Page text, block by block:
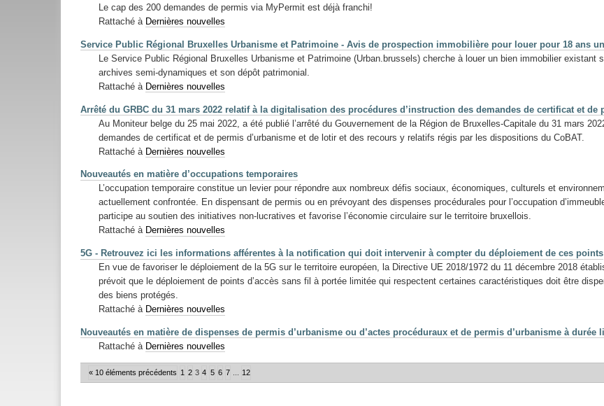
Le cap des 200 demandes de permis via MyPermit est déjà franchi!
Rattaché à Dernières nouvelles
Service Public Régional Bruxelles Urbanisme et Patrimoine - Avis de prospection immobilière pour louer pour 18 ans
Le Service Public Régional Bruxelles Urbanisme et Patrimoine (Urban.brussels) cherche à louer un bien immobilier existant
archives semi-dynamiques et son dépôt patrimonial.
Rattaché à Dernières nouvelles
Arrêté du GRBC du 31 mars 2022 relatif à la digitalisation des procédures d’instruction des demandes de certificat et
Au Moniteur belge du 25 mai 2022, a été publié l’arrêté du Gouvernement de la Région de Bruxelles-Capitale du 31 mars
demandes de certificat et de permis d’urbanisme et de lotir et des recours y relatifs régis par les dispositions du CoBAT.
Rattaché à Dernières nouvelles
Nouveautés en matière d’occupations temporaires
L’occupation temporaire constitue un levier pour répondre aux nombreux défis sociaux, économiques, culturels et
actuellement confrontée. En dispensant de permis ou en prévoyant des dispenses procédurales pour l’occupation
participe au soutien des initiatives non-lucratives et favorise l’économie circulaire sur le territoire bruxellois.
Rattaché à Dernières nouvelles
5G - Retrouvez ici les informations afférentes à la notification qui doit intervenir à compter du déploiement de ces points
En vue de favoriser le déploiement de la 5G sur le territoire européen, la Directive UE 2018/1972 du 11 décembre 2018
prévoit que le déploiement de points d’accès sans fil à portée limitée qui respectent certaines caractéristiques doit être
des biens protégés.
Rattaché à Dernières nouvelles
Nouveautés en matière de dispenses de permis d’urbanisme ou d’actes procéduraux et de permis d’urbanisme à durée
Rattaché à Dernières nouvelles
« 10 éléments précédents 1 2 3 4 5 6 7 12